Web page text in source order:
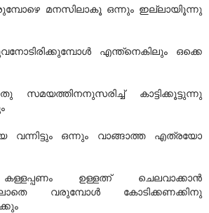
മനസിലാകൂ ഒന്നും ഇല്ലായിൂന്നു
എന്ത്നെകിലും ഒക്കെ
കാട്ടിക്കൂട്ടുന്നു
ഒന്നും വാങ്ങാത്ത എത്രയോ
ഉള്ളത്ന്‍ ചെലവാക്കാന്‍
വരുമ്പോള്‍ കോടിക്കണക്കിനു